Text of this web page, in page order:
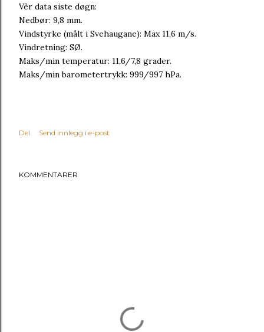
Vêr data siste døgn:
Nedbør: 9,8 mm.
Vindstyrke (målt i Svehaugane): Max 11,6 m/s.
Vindretning: SØ.
Maks/min temperatur: 11,6/7,8 grader.
Maks/min barometertrykk: 999/997 hPa.
Del Send innlegg i e-post
KOMMENTARER